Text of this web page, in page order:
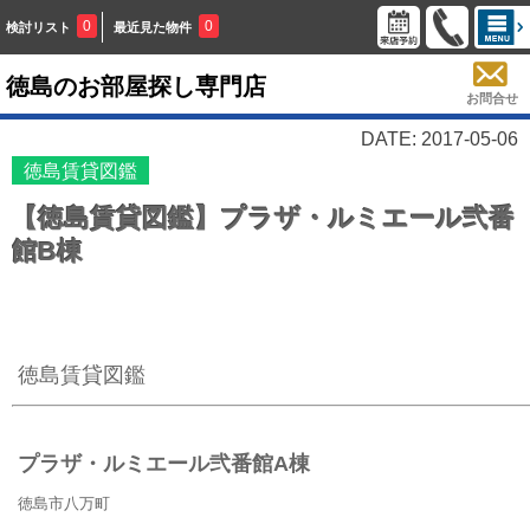
検討リスト 0 最近見た物件 0
徳島のお部屋探し専門店 お問合せ
DATE: 2017-05-06
徳島賃貸図鑑
【徳島賃貸図鑑】プラザ・ルミエール弐番
館B棟
徳島賃貸図鑑
プラザ・ルミエール弐番館A棟
徳島市八万町